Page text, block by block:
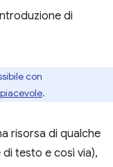
di
con
.
risorsa di qualche
testo e così via),